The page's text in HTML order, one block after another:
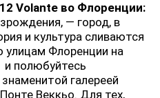
Volante во Флоренции:
— город, в
и культура сливаются
улицам Флоренции на
полюбуйтесь
галереей
Веккьо. Для тех,